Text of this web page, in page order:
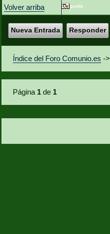
Volver arriba
Nueva Entrada Responder
Índice del Foro Comunio.es ->
Página 1 de 1